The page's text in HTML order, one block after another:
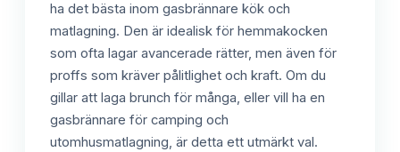
ha det bästa inom gasbrännare kök och
matlagning. Den är idealisk för hemmakocken
som ofta lagar avancerade rätter, men även för
proffs som kräver pålitlighet och kraft. Om du
gillar att laga brunch för många, eller vill ha en
gasbrännare för camping och
utomhusmatlagning, är detta ett utmärkt val.